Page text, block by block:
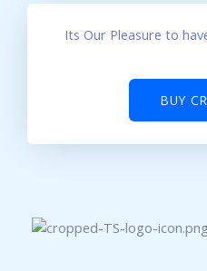
Its Our Pleasure to
BUY